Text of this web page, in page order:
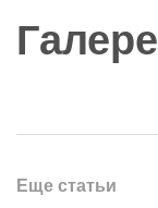
Еще статьи